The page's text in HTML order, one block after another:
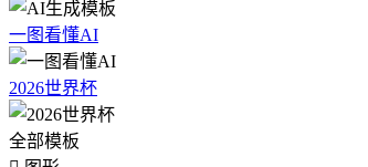
一图看懂AI
2026世界杯
全部模板